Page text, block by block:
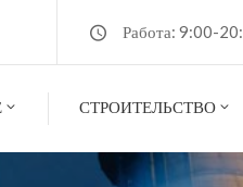
Работа: 9:00-
СТРОИТЕЛЬСТВО